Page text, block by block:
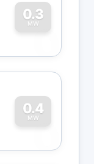
0.3
MW
0
0.4
MW
0